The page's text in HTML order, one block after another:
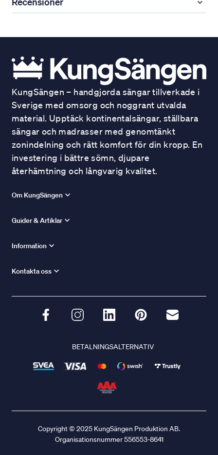
KungSängen – handgjorda sängar tillverkade i
Sverige med omsorg och noggrant utvalda
material. Upptäck kontinentalsängar, ställbara
sängar och madrasser med genomtänkt
zonindelning och rätt komfort för din kropp. En
investering i bättre sömn, djupare
återhämtning och långvarig kvalitet.
Om KungSängen
Guider & Artiklar
Information
Kontakta oss
BETALNINGSALTERNATIV
Copyright © 2025 KungSängen Produktion AB.
Organisationsnummer 556553-8641